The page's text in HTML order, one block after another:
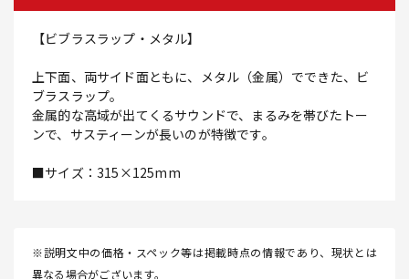
【ビブラスラップ・メタル】
上下面、両サイド面ともに、メタル（金属）でできた、ビ
ブラスラップ。
金属的な高域が出てくるサウンドで、まるみを帯びたトー
ンで、サスティーンが長いのが特徴です。
■サイズ：315×125mm
※説明文中の価格・スペック等は掲載時点の情報であり、現状とは
異なる場合がございます。